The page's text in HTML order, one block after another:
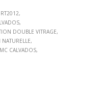
RT2012
DOUBLE VITRAGE
CALVADOS